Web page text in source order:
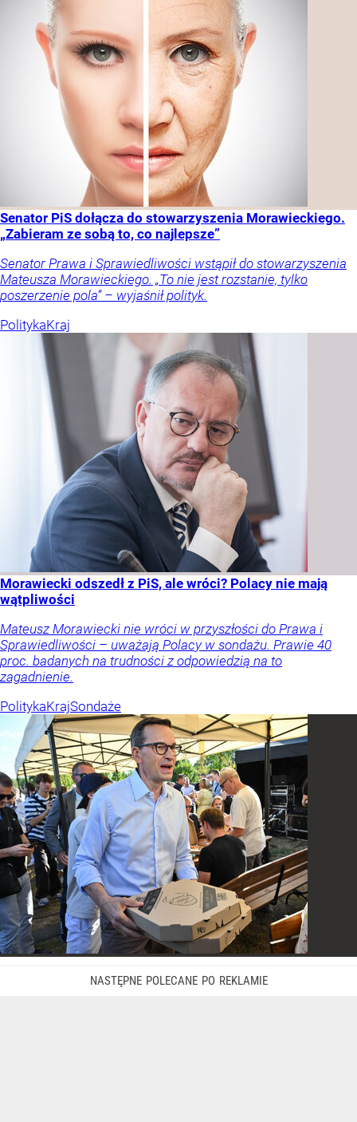
Senator PiS dołącza do stowarzyszenia Morawieckiego.
„Zabieram ze sobą to, co najlepsze”
Senator Prawa i Sprawiedliwości wstąpił do stowarzyszenia
Mateusza Morawieckiego. „To nie jest rozstanie, tylko
poszerzenie pola” – wyjaśnił polityk.
PolitykaKraj
Morawiecki odszedł z PiS, ale wróci? Polacy nie mają
wątpliwości
Mateusz Morawiecki nie wróci w przyszłości do Prawa i
Sprawiedliwości – uważają Polacy w sondażu. Prawie 40
proc. badanych na trudności z odpowiedzią na to
zagadnienie.
PolitykaKrajSondaże